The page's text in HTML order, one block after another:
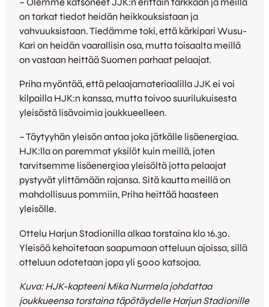
on tarkat tiedot heidän heikkouksistaan ja
vahvuuksistaan. Tiedämme toki, että kärkipari Wusu-
Kari on heidän vaarallisin osa, mutta toisaalta meillä
on vastaan heittää Suomen parhaat pelaajat.
Priha myöntää, että pelaajamateriaalilla JJK ei voi
kilpailla HJK:n kanssa, mutta toivoo suurilukuisesta
yleisöstä lisävoimia joukkueelleen.
– Täytyyhän yleisön antaa joka jätkälle lisäenergiaa.
HJK:lla on paremmat yksilöt kuin meillä, joten
tarvitsemme lisäenergiaa yleisöltä jotta pelaajat
pystyvät ylittämään rajansa. Sitä kautta meillä on
mahdollisuus pommiin, Priha heittää haasteen
yleisölle.
Ottelu Harjun Stadionilla alkaa torstaina klo 16.30.
Yleisöä kehoitetaan saapumaan otteluun ajoissa, sillä
otteluun odotetaan jopa yli 5000 katsojaa.
Kuva: HJK-kapteeni Mika Nurmela johdattaa
joukkueensa torstaina täpötäydelle Harjun Stadionille